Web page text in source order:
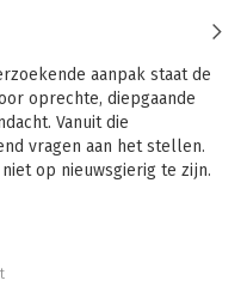
aanpak staat de
oprechte, diepgaande
Vanuit die
vragen aan het stellen.
op nieuwsgierig te zijn.
samen met de
driehoeksrelatie.